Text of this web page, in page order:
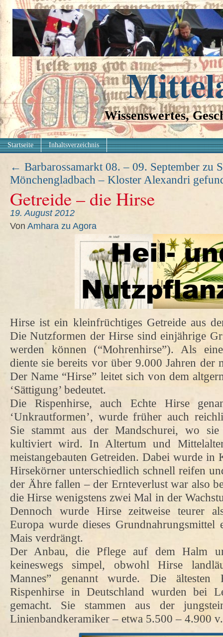
Wissenswertes,
Startseite Inhaltsverzeichnis
← Barbarossamarkt 08. – 09. September zu
Mönchengladbach – Kloster Alexandri
Getreide – die Hirse
19. August 2012
Von Amhara zu Agora
Hirse ist ein kleinfrüchtiges Getreide aus
Die Nutzformen der Hirse sind einjährige
werden können (“Mohrenhirse”). Als
diente sie bereits vor über 9.000 Jahren der
Der Name “Hirse” leitet sich von dem
‘Sättigung’ bedeutet.
Die Rispenhirse, auch Echte Hirse
‘Unkrautformen’, wurde früher auch
Sie stammt aus der Mandschurei, wo
kultiviert wird. In Altertum und
meistangebauten Getreiden. Dabei wurde in
Hirsekörner unterschiedlich schnell reifen
der Ähre fallen – der Ernteverlust war also
die Hirse wenigstens zwei Mal in der
Dennoch wurde Hirse zeitweise teurer
Europa wurde dieses
Mais verdrängt.
Der Anbau, die Pflege auf dem Halm
keineswegs simpel, obwohl Hirse
Mannes” genannt wurde. Die ältesten
Rispenhirse in Deutschland wurden bei
gemacht. Sie stammen aus der
Linienbandkeramiker – etwa 5.500 – 4.900